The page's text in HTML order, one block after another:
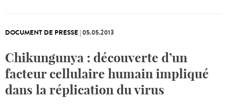
DOCUMENT DE PRESSE |05.05.2013
Chikungunya : découverte d’un
facteur cellulaire humain impliqué
dans la réplication du virus